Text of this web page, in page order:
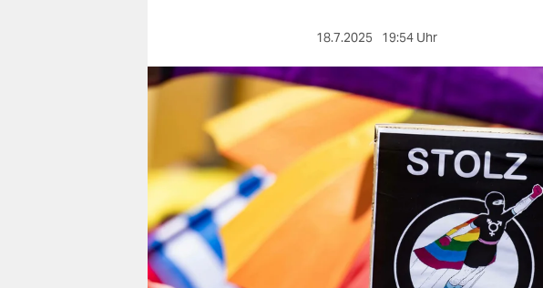
veranstaltungen
fragen & hilfe
unterstützen
abo
genossenschaft
18.7.2025 19:54 Uhr